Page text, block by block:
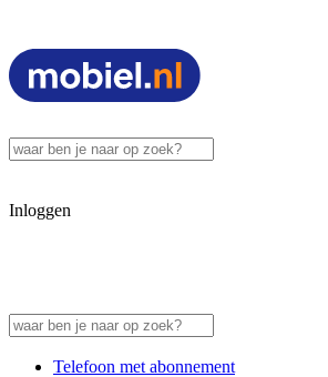
Inloggen
Telefoon met abonnement